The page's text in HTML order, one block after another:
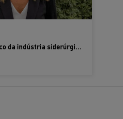
O pioneiro elétrico da indústria siderúrgica é recebido com descrença